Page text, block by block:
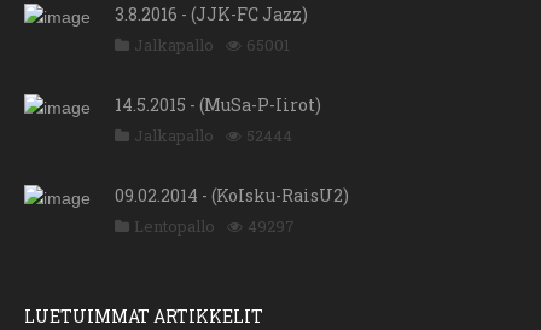
3.8.2016 - (JJK-FC Jazz)
Jalkapallo 65001
14.5.2015 - (MuSa-P-Iirot)
Jalkapallo 52444
09.02.2014 - (KoIsku-RaisU2)
Lentopallo 49297
LUETUIMMAT ARTIKKELIT